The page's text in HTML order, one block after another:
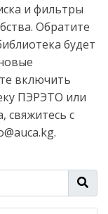
и фильтры
Обратите
будет
включить
ПЭРЭТО или
свяжитесь с
.